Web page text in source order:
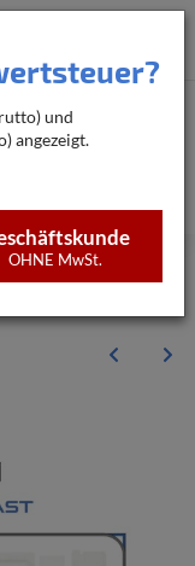
BEFLIESBARE
und
angezeigt.
OHNE MwSt.